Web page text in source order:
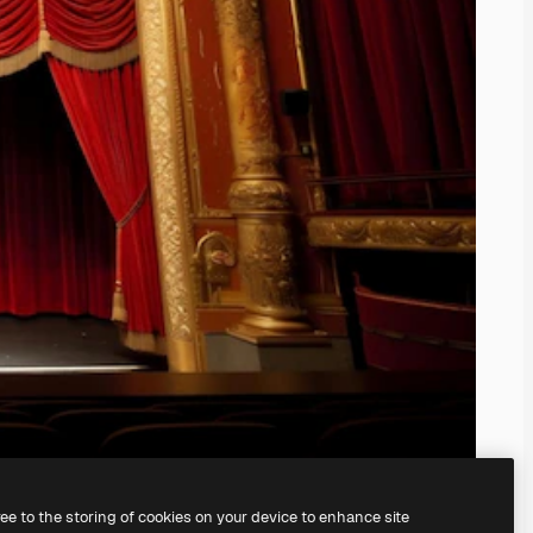
z naszego generatora obrazów AI.
to the storing of cookies on your device to enhance site